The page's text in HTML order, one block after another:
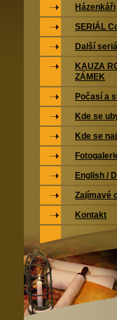
Házenkáři
SERIÁL
Další
KAUZA
ZÁMEK
Počasí a
Kde se
Kde se
English /
Zajímavé
Kontakt